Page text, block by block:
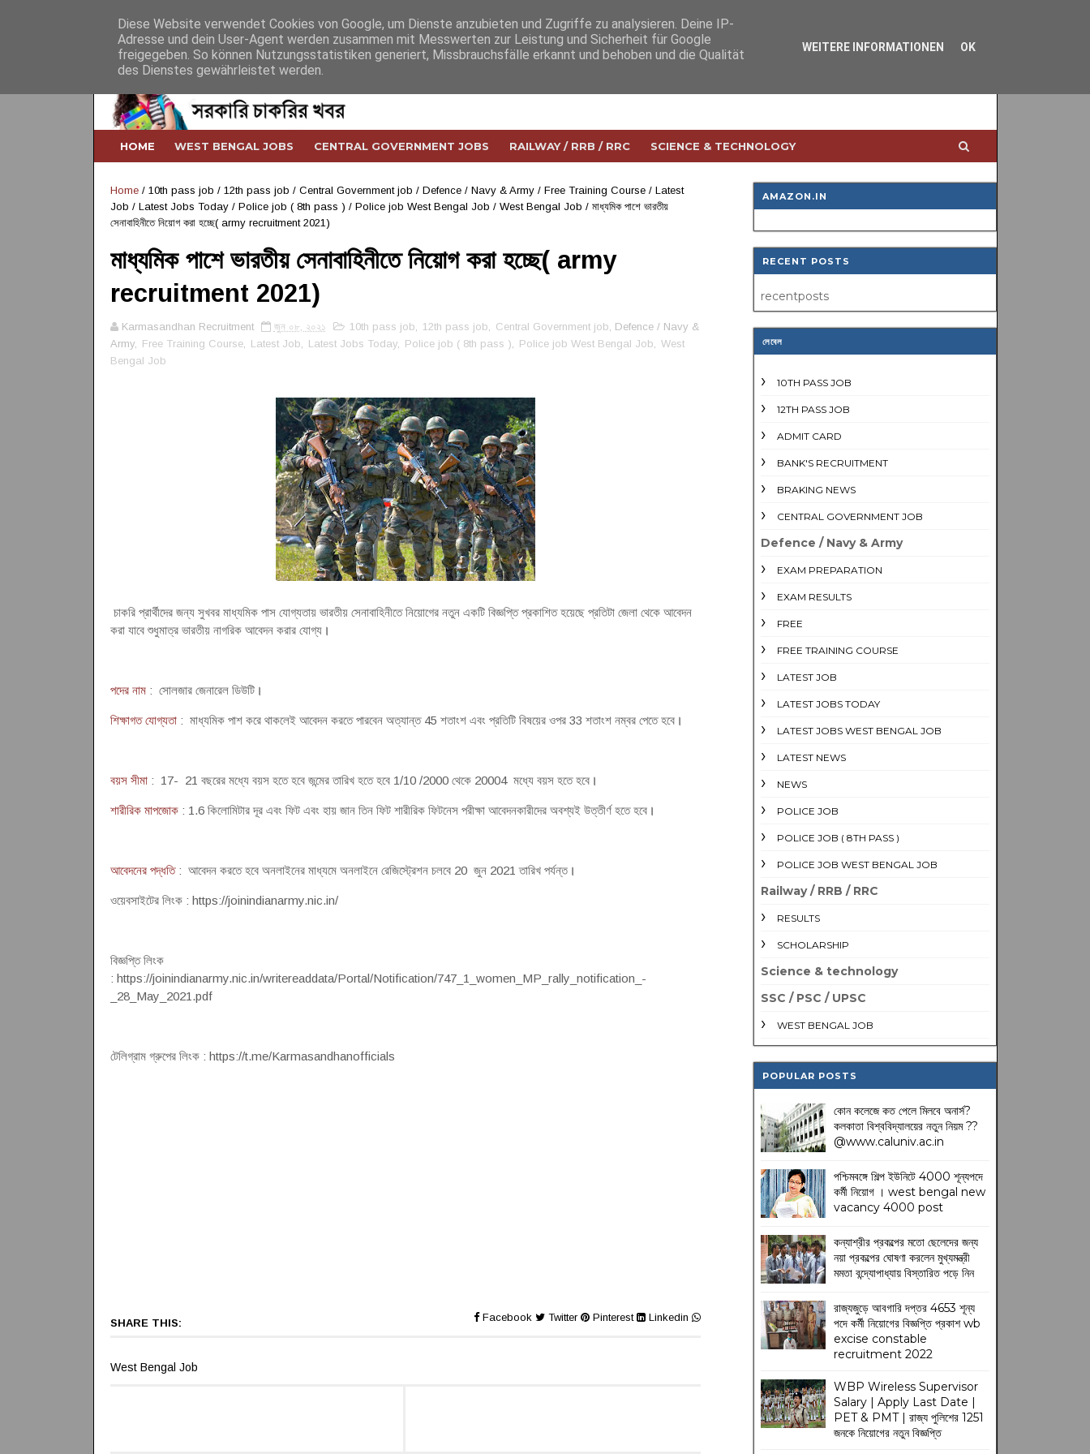
HOME WEST BENGAL JOBS CENTRAL GOVERNMENT JOBS RAILWAY / RRB / RRC SCIENCE & TECHNOLOGY
Home/ 10th pass job / 12th pass job / Central Government job / Defence / Navy & Army/ Free Training Course/ Latest
Job / Latest Jobs Today/ Police job ( 8th pass ) / Police job West Bengal Job / West Bengal Job / মাধ্যমিক পাশে ভারতীয়
সেনাবাহিনীতে নিয়োগ করা হচ্ছে( army recruitment 2021)
মাধ্যমিক পাশে ভারতীয় সেনাবাহিনীতে নিয়োগ করা হচ্ছে( army
recruitment 2021)
Karmasandhan Recruitment জুন ০৮, ২০২১ 10th pass job, 12th pass job, Central Government job, Defence / Navy &
Army, Free Training Course, Latest Job, Latest Jobs Today, Police job ( 8th pass ), Police job West Bengal Job, West
Bengal Job
চাকরি প্রার্থীদের জন্য সুখবর মাধ্যমিক পাস যোগ্যতায় ভারতীয় সেনাবাহিনীতে নিয়োগের নতুন একটি বিজ্ঞপ্তি প্রকাশিত হয়েছে প্রতিটা জেলা থেকে আবেদন
করা যাবে শুধুমাত্র ভারতীয় নাগরিক আবেদন করার যোগ্য।
পদের নাম: সোলজার জেনারেল ডিউটি।
শিক্ষাগত যোগ্যতা: মাধ্যমিক পাশ করে থাকলেই আবেদন করতে পারবেন অত্যান্ত 45 শতাংশ এবং প্রতিটি বিষয়ের ওপর 33 শতাংশ নম্বর পেতে হবে।
বয়স সীমা: 17- 21 বছরের মধ্যে বয়স হতে হবে জন্মের তারিখ হতে হবে 1/10 /2000 থেকে 20004 মধ্যে বয়স হতে হবে।
শারীরিক মাপজোক: 1.6 কিলোমিটার দূর এবং ফিট এবং হায় জান তিন ফিট শারীরিক ফিটনেস পরীক্ষা আবেদনকারীদের অবশ্যই উত্তীর্ণ হতে হবে।
আবেদনের পদ্ধতি: আবেদন করতে হবে অনলাইনের মাধ্যমে অনলাইনে রেজিস্ট্রেশন চলবে 20 জুন 2021 তারিখ পর্যন্ত।
ওয়েবসাইটের লিংক : https://joinindianarmy.nic.in/
বিজ্ঞপ্তি লিংক
: https://joinindianarmy.nic.in/writereaddata/Portal/Notification/747_1_women_MP_rally_notification_-
_28_May_2021.pdf
টেলিগ্রাম গ্রুপের লিংক : https://t.me/Karmasandhanofficials
SHARE THIS: Facebook Twitter Pinterest Linkedin
West Bengal Job
AMAZON.IN
RECENT POSTS
recentposts
লেবেল
10TH PASS JOB
12TH PASS JOB
ADMIT CARD
BANK'S RECRUITMENT
BRAKING NEWS
CENTRAL GOVERNMENT JOB
Defence / Navy & Army
EXAM PREPARATION
EXAM RESULTS
FREE
FREE TRAINING COURSE
LATEST JOB
LATEST JOBS TODAY
LATEST JOBS WEST BENGAL JOB
LATEST NEWS
NEWS
POLICE JOB
POLICE JOB ( 8TH PASS )
POLICE JOB WEST BENGAL JOB
Railway / RRB / RRC
RESULTS
SCHOLARSHIP
Science & technology
SSC / PSC / UPSC
WEST BENGAL JOB
POPULAR POSTS
কোন কলেজে কত পেলে মিলবে অনার্স?
কলকাতা বিশ্ববিদ্যালয়ের নতুন নিয়ম??
@www.caluniv.ac.in
পশ্চিমবঙ্গে শিল্প ইউনিটে 4000 শূন্যপদে
কর্মী নিয়োগ । west bengal new
vacancy 4000 post
কন্যাশ্রীর প্রকল্পের মতো ছেলেদের জন্য
নয়া প্রকল্পের ঘোষণা করলেন মুখ্যমন্ত্রী
মমতা বন্দ্যোপাধ্যায় বিস্তারিত পড়ে নিন
রাজ্যজুড়ে আবগারি দপ্তর 4653 শূন্য
পদে কর্মী নিয়োগের বিজ্ঞপ্তি প্রকাশ wb
excise constable
recruitment 2022
WBP Wireless Supervisor
Salary | Apply Last Date |
PET & PMT | রাজ্য পুলিশের 1251
জনকে নিয়োগের নতুন বিজ্ঞপ্তি
Diese Website verwendet Cookies von Google, um Dienste anzubieten und Zugriffe zu analysieren. Deine IP-
Adresse und dein User-Agent werden zusammen mit Messwerten zur Leistung und Sicherheit für Google
freigegeben. So können Nutzungsstatistiken generiert, Missbrauchsfälle erkannt und behoben und die Qualität
des Dienstes gewährleistet werden.
WEITERE INFORMATIONEN OK